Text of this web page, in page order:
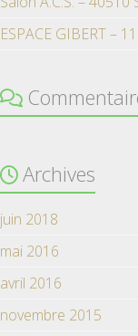
ESPACE GIBERT –
Archives
juin 2018
mai 2016
avril 2016
novembre 2015